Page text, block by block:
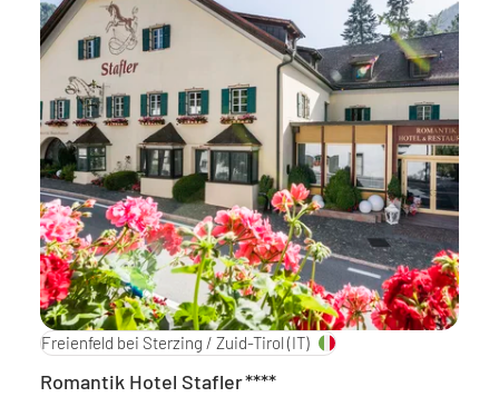
Freienfeld bei Sterzing / Zuid-Tirol (IT)
Romantik Hotel Stafler****